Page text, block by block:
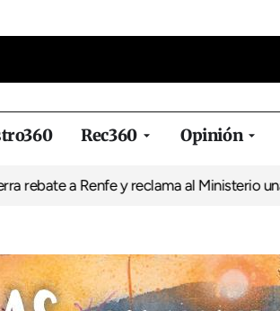
Rec360 Opinión
a Renfe y reclama al Ministerio una